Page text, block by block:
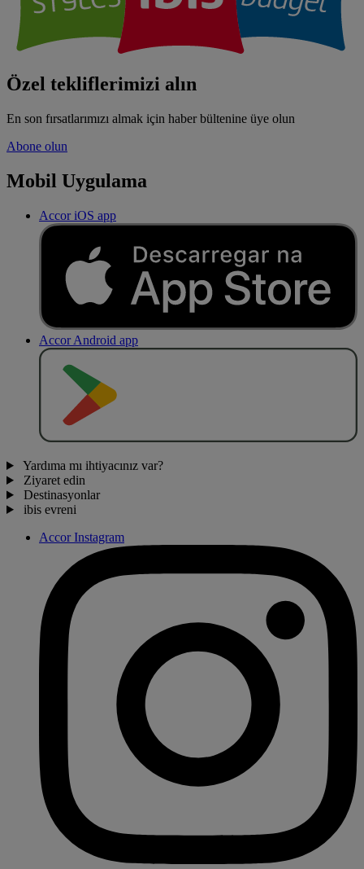
Özel tekliflerimizi alın
En son fırsatlarımızı almak için haber bültenine üye olun
Abone olun
Mobil Uygulama
Accor iOS app
Accor Android app
Yardıma mı ihtiyacınız var?
Ziyaret edin
Destinasyonlar
ibis evreni
Accor Instagram